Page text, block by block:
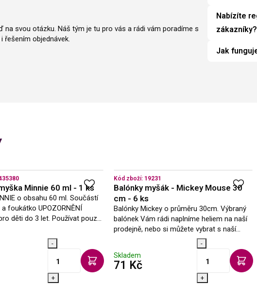
svou otázku. Náš tým je tu pro vás a rádi vám poradíme s
řešením objednávek.
Nabízíte
zákazníky?
Jak
Minnie 60 ml - 1 ks
o obsahu 60 ml. Součástí
foukátko UPOZORNĚNÍ
děti do 3 let. Používat pouze
-
+
Kód zboží: 19231
Balónky myšák - Mickey Mouse 30
cm - 6 ks
Balónky Mickey o průměru 30cm. Výbraný
balónek Vám rádi naplníme heliem na naší
prodejně, nebo si můžete vybrat s naší
široké nabídky jednorázových nádob
plněných heliem. Máme pro Vás helium do…
Skladem
71 Kčs DPH
-
+